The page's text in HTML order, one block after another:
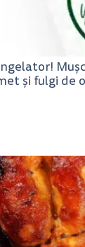
și fulgi de